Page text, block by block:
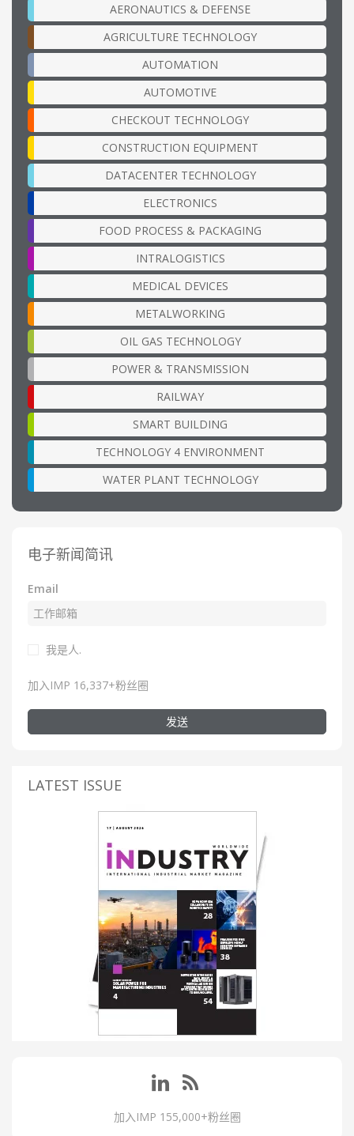
AERONAUTICS & DEFENSE
AGRICULTURE TECHNOLOGY
AUTOMATION
AUTOMOTIVE
CHECKOUT TECHNOLOGY
CONSTRUCTION EQUIPMENT
DATACENTER TECHNOLOGY
ELECTRONICS
FOOD PROCESS & PACKAGING
INTRALOGISTICS
MEDICAL DEVICES
METALWORKING
OIL GAS TECHNOLOGY
POWER & TRANSMISSION
RAILWAY
SMART BUILDING
TECHNOLOGY 4 ENVIRONMENT
WATER PLANT TECHNOLOGY
电子新闻简讯
Email
我是人.
加入IMP 16,337+粉丝圈
发送
LATEST ISSUE
加入IMP 155,000+粉丝圈